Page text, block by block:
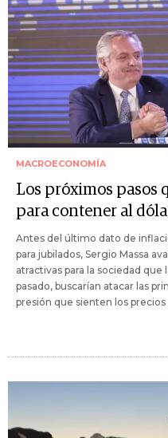
MACROECONOMÍA
Los próximos pasos
para contener al
Antes del último dato de
para jubilados, Sergio Massa
atractivas para la sociedad
pasado, buscarían atacar las
presión que sienten los